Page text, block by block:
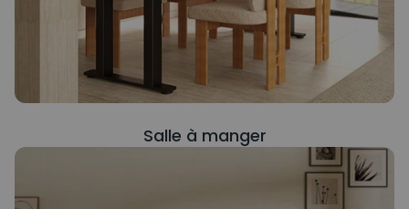
Salle à manger